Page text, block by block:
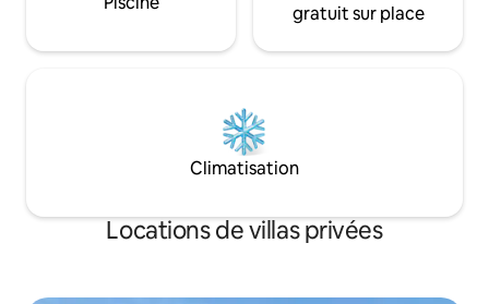
gratuit sur place
Climatisation
Locations de villas privées